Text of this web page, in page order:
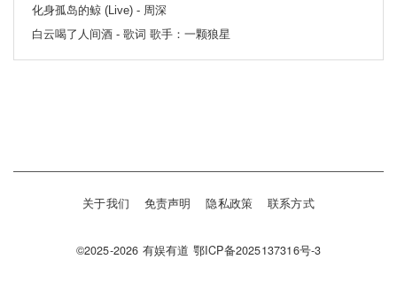
化身孤岛的鲸 (Live) - 周深
白云喝了人间酒 - 歌词 歌手：一颗狼星
关于我们 免责声明 隐私政策 联系方式
©2025-2026 有娱有道 鄂ICP备2025137316号-3